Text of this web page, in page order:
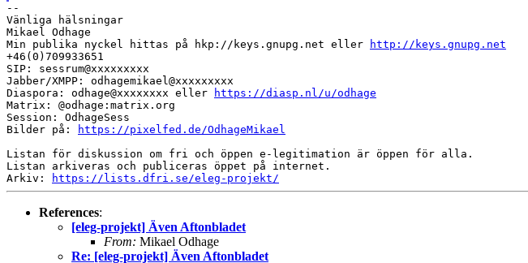
--
Vänliga hälsningar
Mikael Odhage
Min publika nyckel hittas på hkp://keys.gnupg.net eller
http://keys.gnupg.net
+46(0)709933651
SIP: sessrum@xxxxxxxxx
Jabber/XMPP: odhagemikael@xxxxxxxxx
Diaspora: odhage@xxxxxxxx eller
https://diasp.nl/u/odhage
Matrix: @odhage:matrix.org
Session: OdhageSess
Bilder på:
https://pixelfed.de/OdhageMikael
Listan för diskussion om fri och öppen e-legitimation är öppen för alla.
Listan arkiveras och publiceras öppet på internet.
Arkiv:
https://lists.dfri.se/eleg-projekt/
References:
[eleg-projekt] Även Aftonbladet
From: Mikael Odhage
Re: [eleg-projekt] Även Aftonbladet